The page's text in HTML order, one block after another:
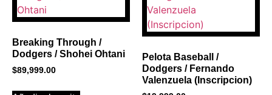
Breaking Through /
Dodgers / Shohei Ohtani
$89,999.00
Pelota Baseball /
Dodgers / Fernando
Valenzuela (Inscripcion)